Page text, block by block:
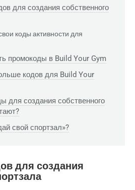
для создания собственного
коды активности для
промокоды в Build Your Gym
кодов для Build Your
для создания собственного
свой спортзал»?
для создания